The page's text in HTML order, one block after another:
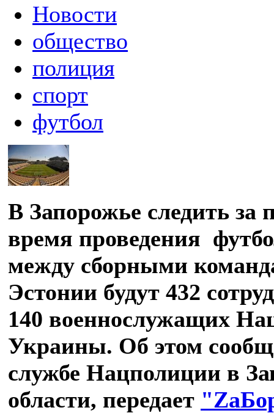
Новости
общество
полиция
спорт
футбол
В Запорожье следить за
время проведения
между сборными
Эстонии будут 432
140 военнослужащих
Украины. Об этом
службе Нацполиции в
области, передает